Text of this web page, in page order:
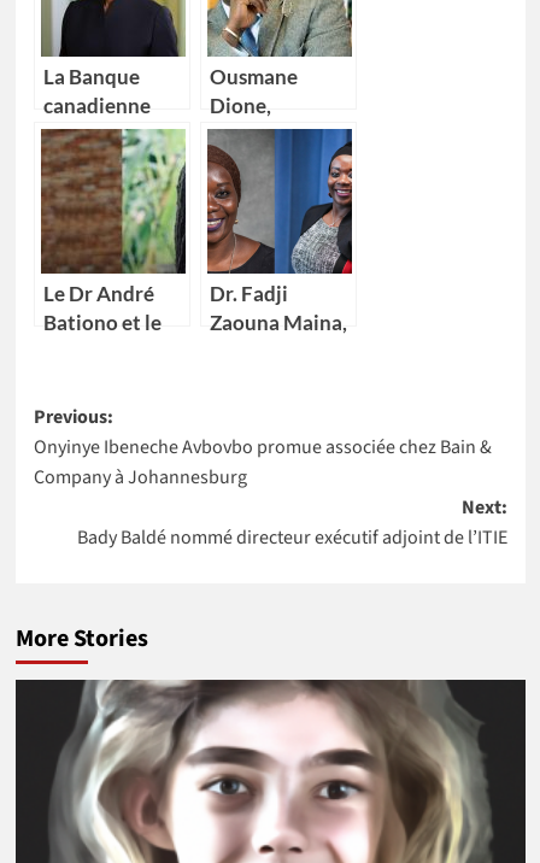
La Banque
canadienne
impériale de
commerce
(CIBC) nomme
Kikelomo
Lawal comme
Vice-
présidente
Ousmane
Dione,
nouveau
Directeur pays
de la Banque
mondiale pour
4 pays Africains
Le Dr André
Bationo et le
remportent
l’Africa Food
Prize 2020
Dr. Fadji
Zaouna Maina,
Niger à
intégrer la
NASA
Post
navigation
Previous:
Onyinye Ibeneche Avbovbo promue associée chez Bain &
Company à Johannesburg
Next:
Bady Baldé nommé directeur exécutif adjoint de l’ITIE
More Stories